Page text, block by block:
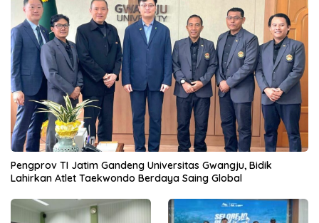
Pengprov TI Jatim Gandeng Universitas Gwangju, Bidik
Lahirkan Atlet Taekwondo Berdaya Saing Global